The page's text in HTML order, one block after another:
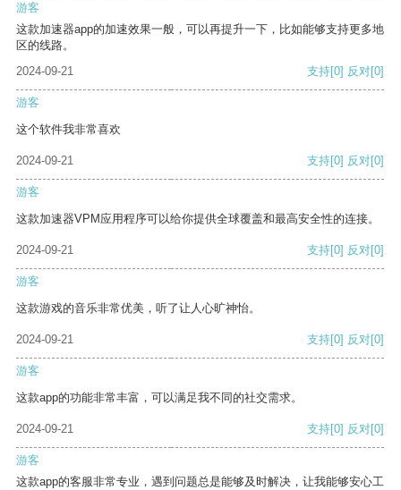
游客
这款加速器app的加速效果一般，可以再提升一下，比如能够支持更多地
区的线路。
2024-09-21
支持[0] 反对[0]
游客
这个软件我非常喜欢
2024-09-21 支持[0] 反对[0]
游客
这款加速器VPM应用程序可以给你提供全球覆盖和最高安全性的连接。
2024-09-21 支持[0] 反对[0]
游客
这款游戏的音乐非常优美，听了让人心旷神怡。
2024-09-21 支持[0] 反对[0]
游客
这款app的功能非常丰富，可以满足我不同的社交需求。
2024-09-21 支持[0] 反对[0]
游客
这款app的客服非常专业，遇到问题总是能够及时解决，让我能够安心工